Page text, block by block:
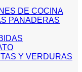
DE COCINA
PANADERAS
Y VERDURAS